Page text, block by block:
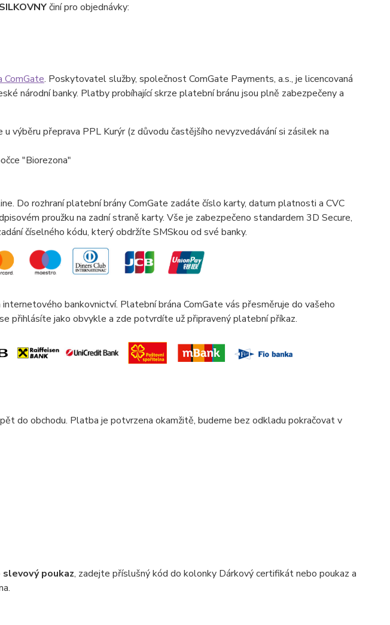
činí pro objednávky:
ComGate. Poskytovatel služby, společnost ComGate Payments, a.s., je licencovaná
národní banky. Platby probíhající skrze platební bránu jsou plně zabezpečeny a
výběru přeprava PPL Kurýr (z důvodu častějšího nevyzvedávání si zásilek na
"Biorezona"
Do rozhraní platební brány ComGate zadáte číslo karty, datum platnosti a CVC
proužku na zadní straně karty. Vše je zabezpečeno standardem 3D Secure,
číselného kódu, který obdržíte SMSkou od své banky.
bankovnictví. Platební brána ComGate vás přesměruje do vašeho
přihlásíte jako obvykle a zde potvrdíte už připravený platební příkaz.
do obchodu. Platba je potvrzena okamžitě, budeme bez odkladu pokračovat v
poukaz, zadejte příslušný kód do kolonky Dárkový certifikát nebo poukaz a